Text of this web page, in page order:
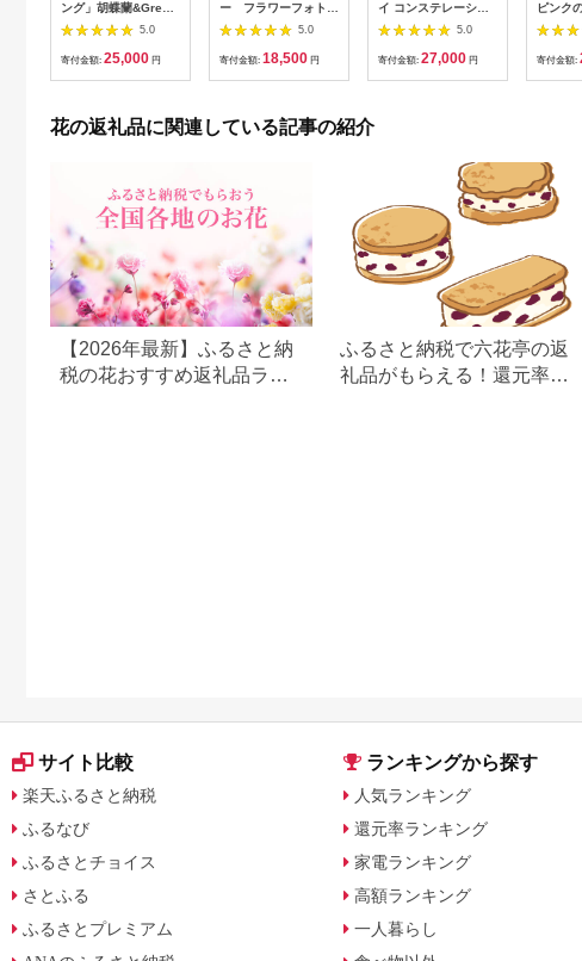
ング」胡蝶蘭&Green
の寄せ植え / 植物 胡
蝶蘭 観葉植物 ギャザ
リング 送料無料
5.0
寄付金額: 25,000 円
ー フラワーフォトボ
ックス（パープル）
【14000602】
5.0
寄付金額: 18,500 円
イ コンステレーショ
ン 2.5号ポット 栽培
苗 植え替えセット付
き ベージュ系素焼き
者 向け リビング 開店
祝い 新築祝い 【森水
木のラン屋さん】
5.0
寄付金額: 27,000 円
ピンク
ザーブ
寄付金額:
花の返礼品に関連している記事の紹介
【2026年最新】ふるさと納
税の花おすすめ返礼品ラン
ふるさと納税で六花亭の返
礼品がもらえる！還元率も
サイト比較
楽天ふるさと納税
ふるなび
ふるさとチョイス
さとふる
ふるさとプレミアム
ランキングから探す
人気ランキング
還元率ランキング
家電ランキング
高額ランキング
一人暮らし